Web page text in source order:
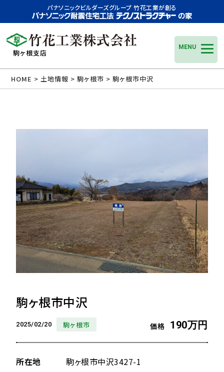
パナソニックビルダーズグループ 竹花工業が創る
駒ヶ根支店
MENU
HOME >土地情報 >駒ヶ根市 >駒ヶ根市中沢
駒ヶ根市中沢
駒ヶ根市
2025/02/20 価格 190万円
所在地
駒ヶ根市中沢3427-1